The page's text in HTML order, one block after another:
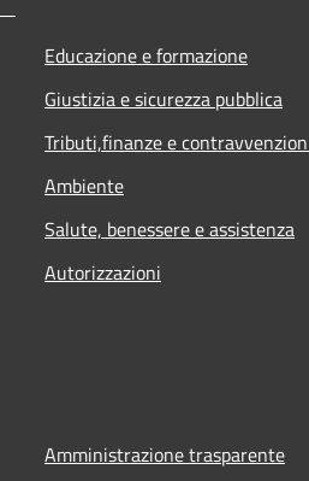
Educazione e formazione
Giustizia e sicurezza pubblica
Tributi,finanze e
Ambiente
Salute, benessere e assistenza
Autorizzazioni
Amministrazione trasparente